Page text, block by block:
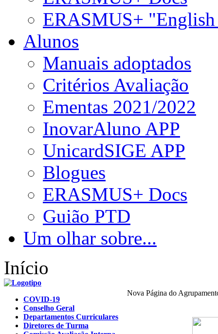
ERASMUS+
Alunos
Manuais adoptados
Critérios Avaliação
Ementas 2021/2022
InovarAluno APP
UnicardSIGE APP
Blogues
ERASMUS+ Docs
Guião PTD
Um olhar sobre...
Início
Nova Página do
COVID-19
Conselho Geral
Departamentos Curriculares
Diretores de Turma